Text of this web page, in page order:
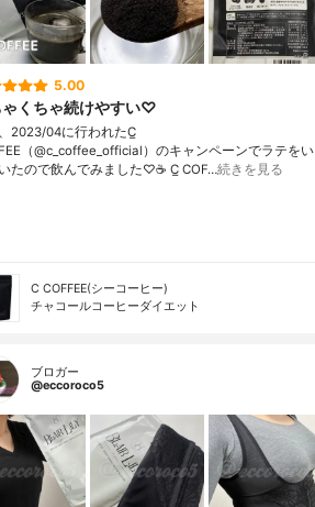
5.00
くちゃ続けやすい♡
2023/04に行われたC̲
（@c_coffee_official）のキャンペーンでラテをい
たので飲んでみました♡☕️ C̲ COF…続きを見る
C COFFEE(シーコーヒー)
チャコールコーヒーダイエット
ブロガー
@eccoroco5